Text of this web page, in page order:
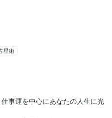
星術
事運を中心にあなたの人生に光